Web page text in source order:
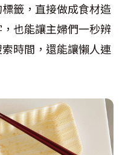
籤，直接做成食材造
也能讓主婦們一秒辨
時間，還能讓懶人連